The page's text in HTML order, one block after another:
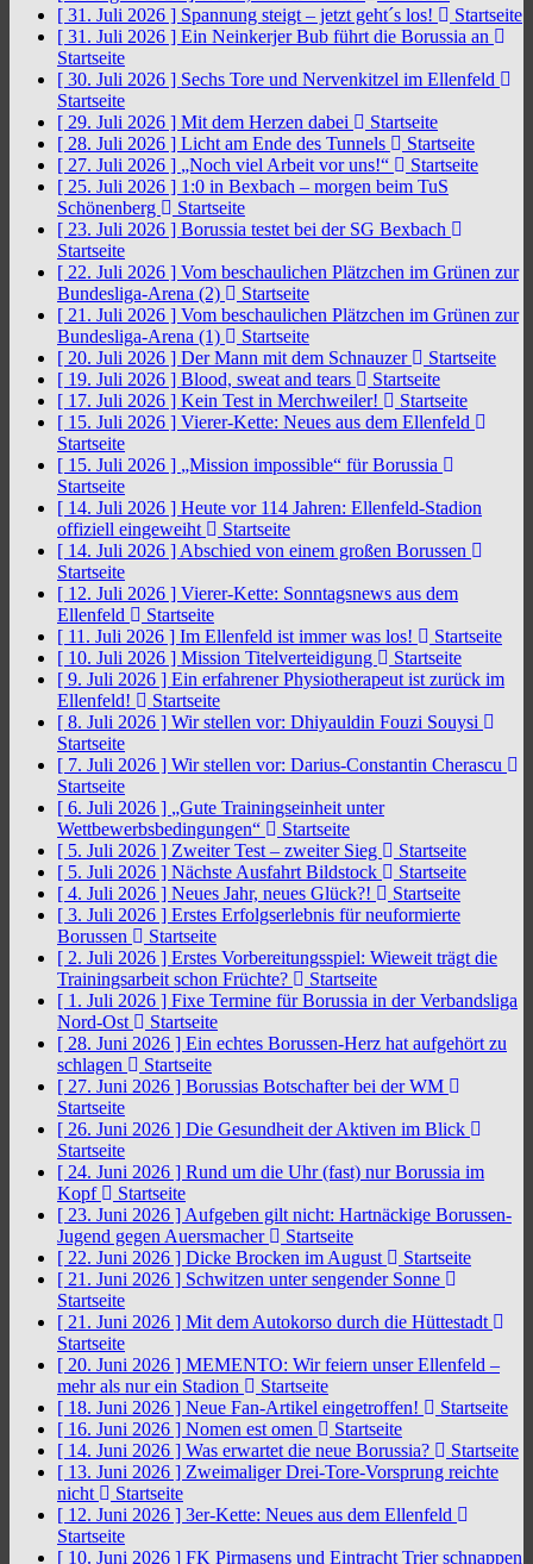
[ 31. Juli 2026 ] Spannung steigt – jetzt geht´s los!
Startseite
[ 31. Juli 2026 ] Ein Neinkerjer Bub führt die Borussia an
Startseite
[ 30. Juli 2026 ] Sechs Tore und Nervenkitzel im Ellenfeld
Startseite
[ 29. Juli 2026 ] Mit dem Herzen dabei
Startseite
[ 28. Juli 2026 ] Licht am Ende des Tunnels
Startseite
[ 27. Juli 2026 ] „Noch viel Arbeit vor uns!“
Startseite
[ 25. Juli 2026 ] 1:0 in Bexbach – morgen beim TuS
Schönenberg
Startseite
[ 23. Juli 2026 ] Borussia testet bei der SG Bexbach
Startseite
[ 22. Juli 2026 ] Vom beschaulichen Plätzchen im Grünen zur
Bundesliga-Arena (2)
Startseite
[ 21. Juli 2026 ] Vom beschaulichen Plätzchen im Grünen zur
Bundesliga-Arena (1)
Startseite
[ 20. Juli 2026 ] Der Mann mit dem Schnauzer
Startseite
[ 19. Juli 2026 ] Blood, sweat and tears
Startseite
[ 17. Juli 2026 ] Kein Test in Merchweiler!
Startseite
[ 15. Juli 2026 ] Vierer-Kette: Neues aus dem Ellenfeld
Startseite
[ 15. Juli 2026 ] „Mission impossible“ für Borussia
Startseite
[ 14. Juli 2026 ] Heute vor 114 Jahren: Ellenfeld-Stadion
offiziell eingeweiht
Startseite
[ 14. Juli 2026 ] Abschied von einem großen Borussen
Startseite
[ 12. Juli 2026 ] Vierer-Kette: Sonntagsnews aus dem
Ellenfeld
Startseite
[ 11. Juli 2026 ] Im Ellenfeld ist immer was los!
Startseite
[ 10. Juli 2026 ] Mission Titelverteidigung
Startseite
[ 9. Juli 2026 ] Ein erfahrener Physiotherapeut ist zurück im
Ellenfeld!
Startseite
[ 8. Juli 2026 ] Wir stellen vor: Dhiyauldin Fouzi Souysi
Startseite
[ 7. Juli 2026 ] Wir stellen vor: Darius-Constantin Cherascu
Startseite
[ 6. Juli 2026 ] „Gute Trainingseinheit unter
Wettbewerbsbedingungen“
Startseite
[ 5. Juli 2026 ] Zweiter Test – zweiter Sieg
Startseite
[ 5. Juli 2026 ] Nächste Ausfahrt Bildstock
Startseite
[ 4. Juli 2026 ] Neues Jahr, neues Glück?!
Startseite
[ 3. Juli 2026 ] Erstes Erfolgserlebnis für neuformierte
Borussen
Startseite
[ 2. Juli 2026 ] Erstes Vorbereitungsspiel: Wieweit trägt die
Trainingsarbeit schon Früchte?
Startseite
[ 1. Juli 2026 ] Fixe Termine für Borussia in der Verbandsliga
Nord-Ost
Startseite
[ 28. Juni 2026 ] Ein echtes Borussen-Herz hat aufgehört zu
schlagen
Startseite
[ 27. Juni 2026 ] Borussias Botschafter bei der WM
Startseite
[ 26. Juni 2026 ] Die Gesundheit der Aktiven im Blick
Startseite
[ 24. Juni 2026 ] Rund um die Uhr (fast) nur Borussia im
Kopf
Startseite
[ 23. Juni 2026 ] Aufgeben gilt nicht: Hartnäckige Borussen-
Jugend gegen Auersmacher
Startseite
[ 22. Juni 2026 ] Dicke Brocken im August
Startseite
[ 21. Juni 2026 ] Schwitzen unter sengender Sonne
Startseite
[ 21. Juni 2026 ] Mit dem Autokorso durch die Hüttestadt
Startseite
[ 20. Juni 2026 ] MEMENTO: Wir feiern unser Ellenfeld –
mehr als nur ein Stadion
Startseite
[ 18. Juni 2026 ] Neue Fan-Artikel eingetroffen!
Startseite
[ 16. Juni 2026 ] Nomen est omen
Startseite
[ 14. Juni 2026 ] Was erwartet die neue Borussia?
Startseite
[ 13. Juni 2026 ] Zweimaliger Drei-Tore-Vorsprung reichte
nicht
Startseite
[ 12. Juni 2026 ] 3er-Kette: Neues aus dem Ellenfeld
Startseite
[ 10. Juni 2026 ] FK Pirmasens und Eintracht Trier schnappen